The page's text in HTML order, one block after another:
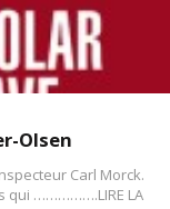
Olsen
Carl Morck.
qui …………….LIRE LA